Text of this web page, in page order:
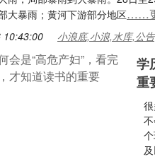
大暴雨；黄河下游部分地区……
10:43:00 小浪底,小浪,水库,公
学
重